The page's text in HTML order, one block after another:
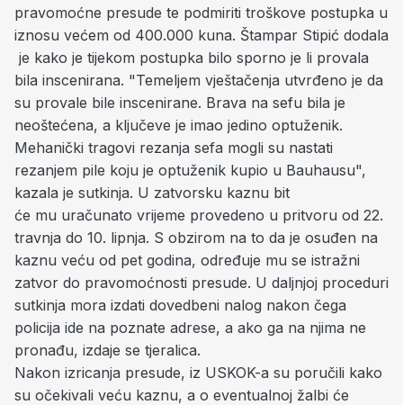
pravomoćne presude te podmiriti troškove postupka u
iznosu većem od 400.000 kuna. Štampar Stipić dodala
je kako je tijekom postupka bilo sporno je li provala
bila inscenirana. "Temeljem vještačenja utvrđeno je da
su provale bile inscenirane. Brava na sefu bila je
neoštećena, a ključeve je imao jedino optuženik.
Mehanički tragovi rezanja sefa mogli su nastati
rezanjem pile koju je optuženik kupio u Bauhausu",
kazala je sutkinja. U zatvorsku kaznu bit
će mu uračunato vrijeme provedeno u pritvoru od 22.
travnja do 10. lipnja. S obzirom na to da je osuđen na
kaznu veću od pet godina, određuje mu se istražni
zatvor do pravomoćnosti presude. U daljnjoj proceduri
sutkinja mora izdati dovedbeni nalog nakon čega
policija ide na poznate adrese, a ako ga na njima ne
pronađu, izdaje se tjeralica.
Nakon izricanja presude, iz USKOK-a su poručili kako
su očekivali veću kaznu, a o eventualnoj žalbi će